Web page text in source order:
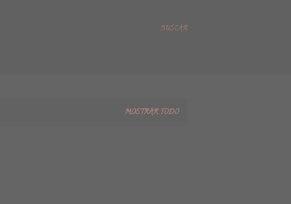
BUSCAR
MOSTRAR TODO